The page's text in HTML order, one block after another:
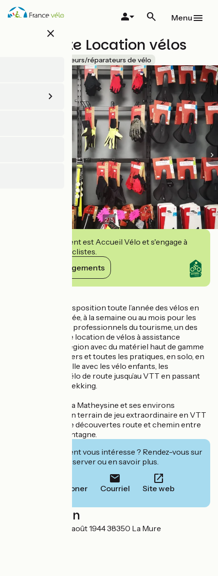
Aller
au
close
Menu
Hymy Bike Location vélos
Loueurs/réparateurs de vélo
2/5
Cet établissement est Accueil Vélo et s'engage à
accueillir des cyclistes.
Voir ses engagements
Nous mettons à disposition toute l’année des vélos en
location, à la journée, à la semaine ou au mois pour les
particuliers ou les professionnels du tourisme, un des
plus grand parc de location de vélos à assistance
électrique de la Région avec du matériel haut de gamme
pour tous les univers et toutes les pratiques, en solo, en
groupe ou en famille avec les vélo enfants, les
remorques,... Du vélo de route jusqu’au VTT en passant
par le VTC et le Trekking.
Découvrez toute la Matheysine et ses environs
autrement, avec un terrain de jeu extraordinaire en VTT
et des parcours de découvertes route et chemin entre
cols et lacs de montagne.
Cet établissement vous intéresse ? Rendez-vous sur
leur site pour réserver ou en savoir plus.
Téléphoner Courriel Site web
Localisation
190 Avenue du 22 août 1944 38350 La Mure